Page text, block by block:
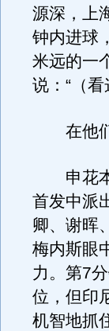
源深，上
钟内进球
米远的一
说：“（
在他们
申花本
首发中派
卿、谢晖
梅内斯眼
力。第7
位，但印
机智地抓